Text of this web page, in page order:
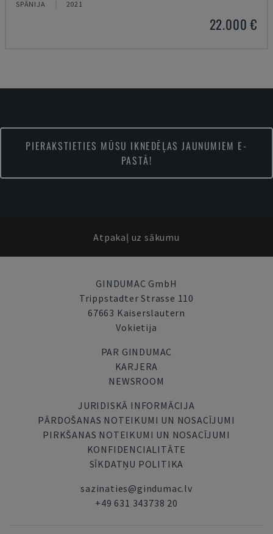
SPĀNIJA 2021
22.000 €
PIERAKSTIETIES MŪSU IKNEDĒĻAS JAUNUMIEM E-
PASTĀ!
Atpakaļ uz sākumu
GINDUMAC GmbH
Trippstadter Strasse 110
67663 Kaiserslautern
Vokietija
PAR GINDUMAC
KARJERA
NEWSROOM
JURIDISKĀ INFORMĀCIJA
PĀRDOŠANAS NOTEIKUMI UN NOSACĪJUMI
PIRKŠANAS NOTEIKUMI UN NOSACĪJUMI
KONFIDENCIALITĀTE
SĪKDATŅU POLITIKA
sazinaties@gindumac.lv
+49 631 343738 20